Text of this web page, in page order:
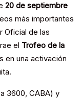
20 de septiembre
más importantes
Oficial de las
el Trofeo de la
en una activación
3600, CABA) y